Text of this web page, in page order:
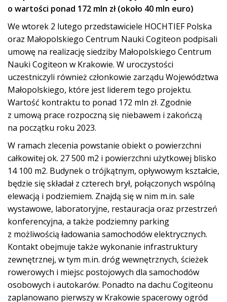
o wartości ponad 172 mln zł (około 40 mln euro)
We wtorek 2 lutego przedstawiciele HOCHTIEF Polska
oraz Małopolskiego Centrum Nauki Cogiteon podpisali
umowę na realizację siedziby Małopolskiego Centrum
Nauki Cogiteon w Krakowie. W uroczystości
uczestniczyli również członkowie zarządu Województwa
Małopolskiego, które jest liderem tego projektu.
Wartość kontraktu to ponad 172 mln zł. Zgodnie
z umową prace rozpoczną się niebawem i zakończą
na początku roku 2023.
W ramach zlecenia powstanie obiekt o powierzchni
całkowitej ok. 27 500 m2 i powierzchni użytkowej blisko
14 100 m2. Budynek o trójkątnym, opływowym kształcie,
będzie się składał z czterech brył, połączonych wspólną
elewacją i podziemiem. Znajdą się w nim m.in. sale
wystawowe, laboratoryjne, restauracja oraz przestrzeń
konferencyjna, a także podziemny parking
z możliwością ładowania samochodów elektrycznych.
Kontakt obejmuje także wykonanie infrastruktury
zewnętrznej, w tym m.in. dróg wewnętrznych, ścieżek
rowerowych i miejsc postojowych dla samochodów
osobowych i autokarów. Ponadto na dachu Cogiteonu
zaplanowano pierwszy w Krakowie spacerowy ogród